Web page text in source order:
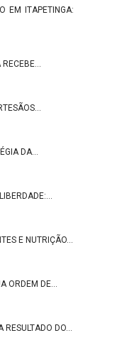
EM ITAPETINGA:
RECEBE…
DA…
E NUTRIÇÃO…
ORDEM DE…
RESULTADO DO…